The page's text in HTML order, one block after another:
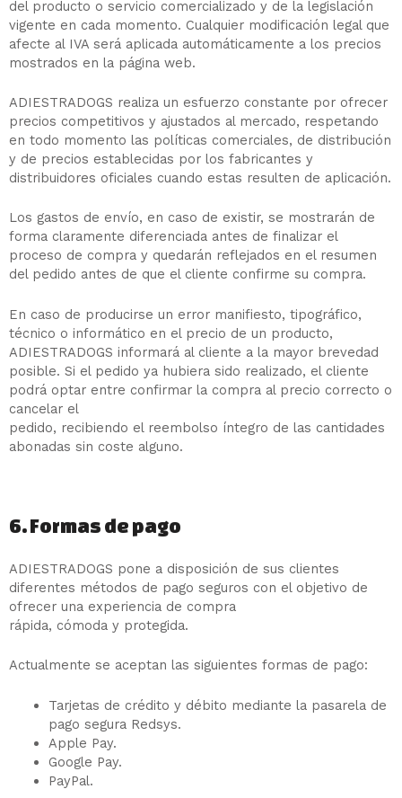
del producto o servicio comercializado y de la legislación
vigente en cada momento. Cualquier modificación legal que
afecte al IVA será aplicada automáticamente a los precios
mostrados en la página web.
ADIESTRADOGS realiza un esfuerzo constante por ofrecer
precios competitivos y ajustados al mercado, respetando
en todo momento las políticas comerciales, de distribución
y de precios establecidas por los fabricantes y
distribuidores oficiales cuando estas resulten de aplicación.
Los gastos de envío, en caso de existir, se mostrarán de
forma claramente diferenciada antes de finalizar el
proceso de compra y quedarán reflejados en el resumen
del pedido antes de que el cliente confirme su compra.
En caso de producirse un error manifiesto, tipográfico,
técnico o informático en el precio de un producto,
ADIESTRADOGS informará al cliente a la mayor brevedad
posible. Si el pedido ya hubiera sido realizado, el cliente
podrá optar entre confirmar la compra al precio correcto o
cancelar el
pedido, recibiendo el reembolso íntegro de las cantidades
abonadas sin coste alguno.
6. Formas de pago
ADIESTRADOGS pone a disposición de sus clientes
diferentes métodos de pago seguros con el objetivo de
ofrecer una experiencia de compra
rápida, cómoda y protegida.
Actualmente se aceptan las siguientes formas de pago:
Tarjetas de crédito y débito mediante la pasarela de
pago segura Redsys.
Apple Pay.
Google Pay.
PayPal.